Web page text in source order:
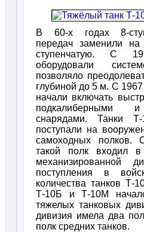
В 60-х годах 8-
передач заменили
ступенчатую. С
оборудовали
позволяло
глубиной до 5 м. С
начали включать
подкалиберными
снарядами. Танки Т-
поступали на
самоходных полков.
такой полк входил
механизированной
поступления в
количества танков Т-
Т-10Б и Т-10М
тяжелых танковых
дивизия имела два
полк средних танков.